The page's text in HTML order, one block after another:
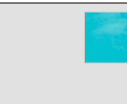
＃だから